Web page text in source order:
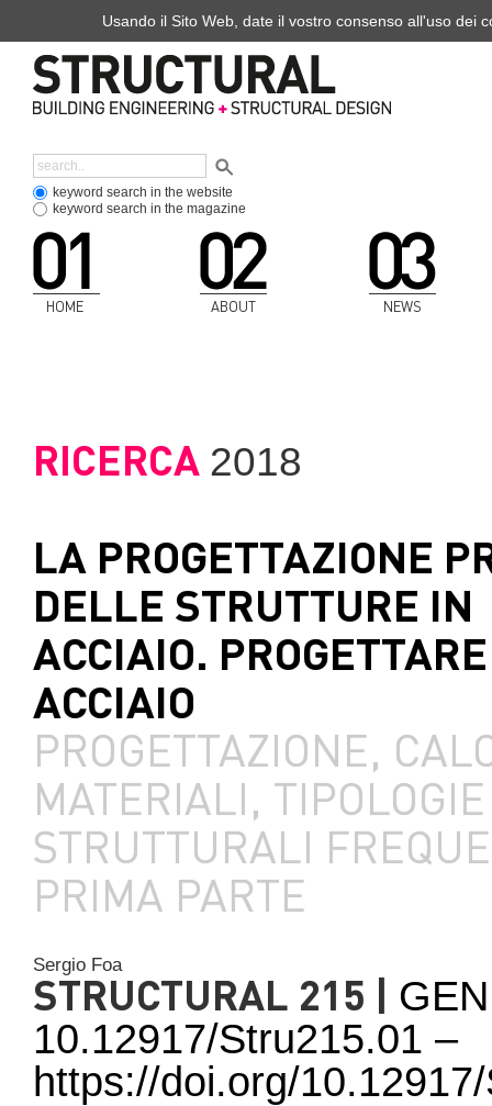
keyword search in the website
keyword search in the magazine
HOME ABOUT NEWS
RICERCA 2018
LA PROGETTAZIONE
DELLE STRUTTURE IN
ACCIAIO.
ACCIAIO
PROGETTAZIONE,
MATERIALI, TIPOLOGIE
STRUTTURALI
PRIMA PARTE
Sergio Foa
STRUCTURAL 215 |
10.12917/Stru215.01 –
https://doi.org/
Usando il Sito Web, date il vostro consenso all'uso